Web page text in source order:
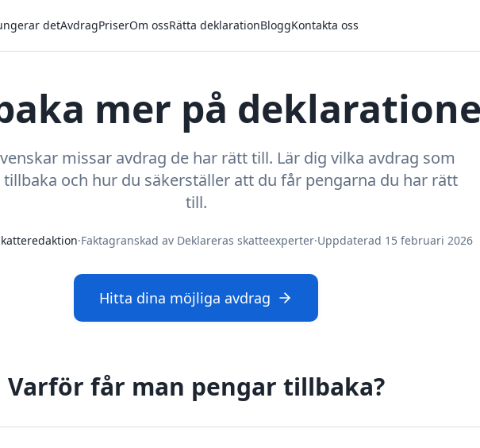
detAvdragPriserOm ossRätta deklarationBloggKontakta oss
mer på
missar avdrag de har rätt till. Lär dig vilka avdrag som
och hur du säkerställer att du får pengarna du har rätt
till.
·Faktagranskad av Deklareras skatteexperter·Uppdaterad 15 februari 2026
Hitta dina möjliga avdrag
Varför får man pengar tillbaka?